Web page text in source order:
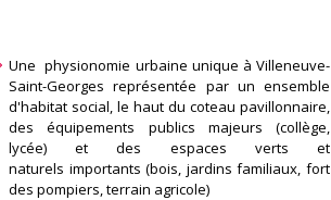
Une physionomie urbaine unique à Villeneuve-
Saint-Georges représentée par un ensemble
d'habitat social, le haut du coteau pavillonnaire,
des équipements publics majeurs (collège,
lycée) et des espaces verts et
naturels importants (bois, jardins familiaux, fort
des pompiers, terrain agricole)